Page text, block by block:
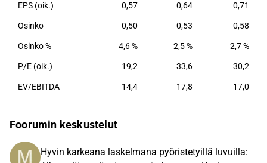
EPS (oik.) 0,57 0,64 0,71
Osinko 0,50 0,53 0,58
Osinko % 4,6 % 2,5 % 2,7 %
P/E (oik.) 19,2 33,6 30,2
EV/EBITDA 14,4 17,8 17,0
Foorumin keskustelut
Hyvin karkeana laskelmana pyöristetyillä luvuilla: